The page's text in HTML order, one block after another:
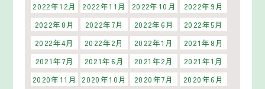
2022年12月
2022年11月 2022年10月
2022年9月
2022年8月
2022年7月 2022年6月
2022年5月
2022年4月
2022年2月 2022年1月
2021年8月
2021年7月
2021年6月 2021年2月
2021年1月
2020年11月
2020年10月 2020年7月 2020年6月